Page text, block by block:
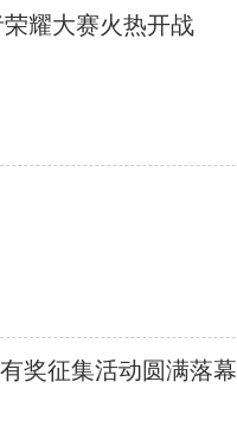
耀大赛火热开战
奖征集活动圆满落幕